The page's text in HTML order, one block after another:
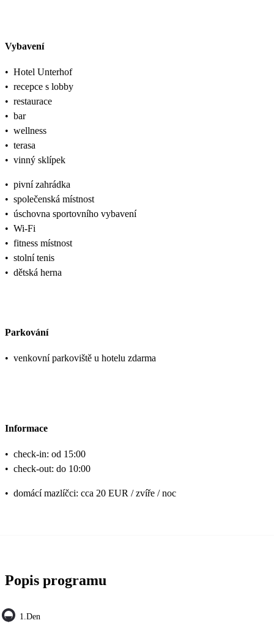
Vybavení
• Hotel Unterhof
• recepce s lobby
• restaurace
• bar
• wellness
• terasa
• vinný sklípek
• pivní zahrádka
• společenská místnost
• úschovna sportovního vybavení
• Wi-Fi
• fitness místnost
• stolní tenis
• dětská herna
Parkování
• venkovní parkoviště u hotelu zdarma
Informace
• check-in: od 15:00
• check-out: do 10:00
• domácí mazlíčci: cca 20 EUR / zvíře / noc
Popis programu
1.den